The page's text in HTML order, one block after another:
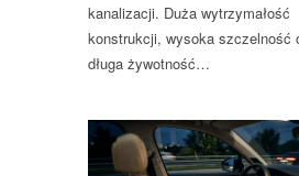
kanalizacji. Duża wytrzymałość
konstrukcji, wysoka szczelność
długa żywotność…